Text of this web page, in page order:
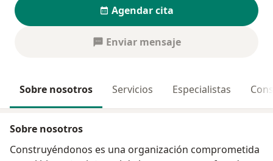
Agendar cita
Enviar mensaje
Sobre nosotros Servicios Especialistas
Sobre nosotros
Construyéndonos es una organización comprometida